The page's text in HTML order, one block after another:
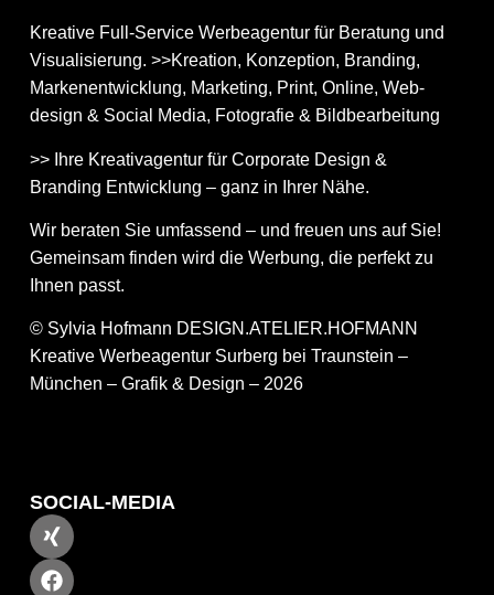
Kreative Full-Service Werbeagentur für Beratung und
Visualisierung. >>Kreation, Konzeption, Branding,
Markenentwicklung, Marketing, Print, Online, Web­
design & Social Media, Fotografie & Bildbear­bei­tung
>> Ihre Kreativagentur für Corporate Design &
Branding Entwicklung – ganz in Ihrer Nähe.
Wir beraten Sie umfassend – und freuen uns auf Sie!
Gemeinsam finden wird die Werbung, die perfekt zu
Ihnen passt.
© Sylvia Hofmann DESIGN.ATELIER.HOFMANN
Kreative Werbeagentur Surberg bei Traunstein –
München – Grafik & Design – 2026
SOCIAL-MEDIA